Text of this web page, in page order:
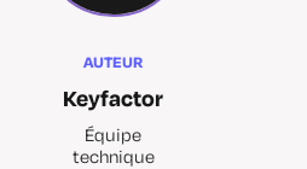
AUTEUR
Keyfactor
Équipe
technique